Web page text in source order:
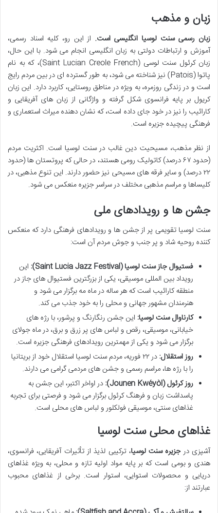
زبان و مذهب
زبان رسمی سنت لوسیا انگلیسی است. از این رو، کلیه اسناد رسمی،
آموزش و ارتباطات دولتی به زبان انگلیسی انجام می شود. با این حال،
زبان کرئول سنت لوسی (Saint Lucian Creole French)، که به نام
پاتوا (Patois) نیز شناخته می شود، به طور گسترده ای در بین مردم رایج
است و در زندگی روزمره، به ویژه در مناطق روستایی، کاربرد دارد. این زبان
کریول بر پایه فرانسوی شکل گرفته و واژگانی از زبان های آفریقایی و
کارائیب را نیز در خود جای داده است، که نشان دهنده میراث استعماری و
فرهنگی پیچیده جزیره است.
از نظر مذهب، مسیحیت دین غالب در سنت لوسیا است. اکثریت مردم
(حدود ۶۷ درصد) کاتولیک رومی هستند، در حالی که پروتستان ها (حدود
۲۲ درصد) و سایر فرقه های مسیحی نیز حضور دارند. این تنوع مذهبی، در
کلیساها و مراسم مذهبی مختلف در سراسر جزیره منعکس می شود.
جشن ها و رویدادهای ملی
سنت لوسیا تقویمی پر از جشن ها و رویدادهای فرهنگی دارد که منعکس
کننده روحیه شاد و پر جنب و جوش مردم آن است:
فستیوال جاز سنت لوسیا (Saint Lucia Jazz Festival):
این
رویداد بین المللی موسیقی، یکی از بزرگترین فستیوال های جاز در
منطقه کارائیب است که هر ساله در ماه مه برگزار می شود و
هنرمندان مشهور جهانی و محلی را به خود جذب می کند.
کارناوال سنت لوسیا: این جشن رنگارنگ و پرشور، با رژه های
خیابانی، موسیقی، رقص و لباس های پر زرق و برق، در ماه جولای
برگزار می شود و یکی از مهمترین رویدادهای فرهنگی جزیره است.
روز استقلال:
در ۲۲ فوریه، مردم سنت لوسیا استقلال خود از بریتانیا
را با رژه ها، مراسم رسمی و جشن های مردمی گرامی می دارند.
روز کرئول (Jounen Kwéyòl):
در اواخر اکتبر، این جشن به
پاسداشت زبان و فرهنگ کرئول برگزار می شود و فرصتی برای تجربه
غذاهای سنتی، موسیقی فولکلور و لباس های محلی است.
غذاهای محلی سنت لوسیا
آشپزی درجزیره سنت لوسیا، ترکیبی لذیذ از تأثیرات آفریقایی، فرانسوی،
هندی و بومی است که بر پایه مواد اولیه تازه و محلی، به ویژه غذاهای
دریایی و محصولات استوایی، استوار است. برخی از غذاهای محبوب
عبارتند از: